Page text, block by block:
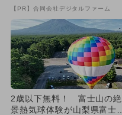
い方”がこれ
【PR】合同会社デジタルファーム
2歳以下無料！ 富士山の絶
景熱気球体験が山梨県富士河